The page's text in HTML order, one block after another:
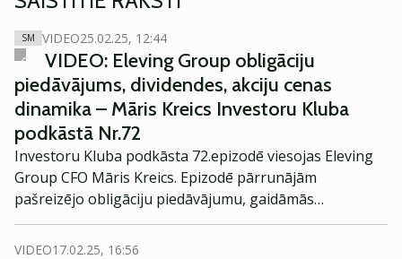
SM VIDEO25.02.25, 12:44
VIDEO: Eleving Group obligāciju
piedāvājums, dividendes, akciju cenas
dinamika – Māris Kreics Investoru Kluba
podkāstā Nr.72
Investoru Kluba podkāsta 72.epizodē viesojas Eleving
Group CFO Māris Kreics. Epizodē pārrunājām
pašreizējo obligāciju piedāvājumu, gaidāmās
dividendes un kā pats uzņēmums un tā vadība vērtē
Eleving Group akciju dinamiku kopš IPO.
VIDEO17.02.25, 16:56